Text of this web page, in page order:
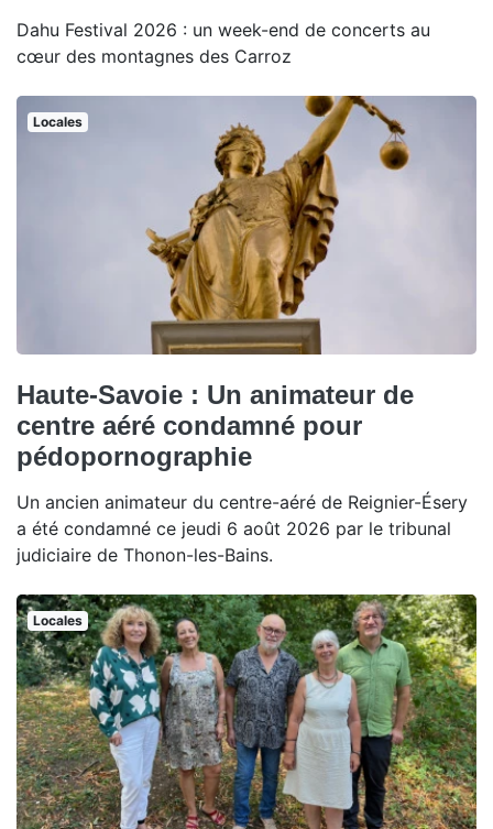
Dahu Festival 2026 : un week-end de concerts au
cœur des montagnes des Carroz
Locales
Haute-Savoie : Un animateur de
centre aéré condamné pour
pédopornographie
Un ancien animateur du centre-aéré de Reignier-Ésery
a été condamné ce jeudi 6 août 2026 par le tribunal
judiciaire de Thonon-les-Bains.
Locales